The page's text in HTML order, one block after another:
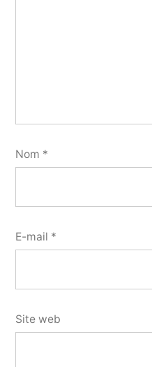
Nom *
E-mail *
Site web